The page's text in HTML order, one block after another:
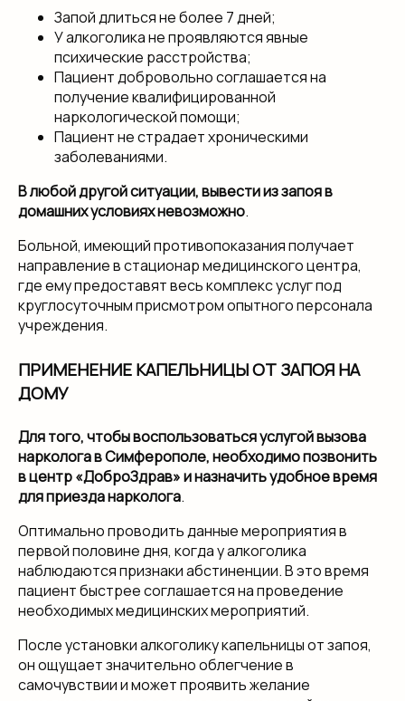
Запой длиться не более 7 дней;
У алкоголика не проявляются явные
психические расстройства;
Пациент добровольно соглашается на
получение квалифицированной
наркологической помощи;
Пациент не страдает хроническими
заболеваниями.
В любой другой ситуации, вывести из запоя в
домашних условиях невозможно.
Больной, имеющий противопоказания получает
направление в стационар медицинского центра,
где ему предоставят весь комплекс услуг под
круглосуточным присмотром опытного персонала
учреждения.
ПРИМЕНЕНИЕ КАПЕЛЬНИЦЫ ОТ ЗАПОЯ НА
ДОМУ
Для того, чтобы воспользоваться услугой вызова
нарколога в Симферополе, необходимо позвонить
в центр «ДоброЗдрав» и назначить удобное время
для приезда нарколога.
Оптимально проводить данные мероприятия в
первой половине дня, когда у алкоголика
наблюдаются признаки абстиненции. В это время
пациент быстрее соглашается на проведение
необходимых медицинских мероприятий.
После установки алкоголику капельницы от запоя,
он ощущает значительно облегчение в
самочувствии и может проявить желание